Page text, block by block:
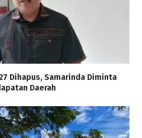
Dihapus, Samarinda Diminta
Daerah